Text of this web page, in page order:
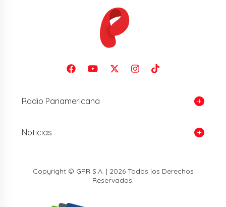
Radio Panamericana
Noticias
Copyright © GPR S.A. | 2026 Todos los Derechos
Reservados.